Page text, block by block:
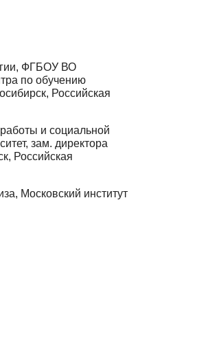
ФГБОУ ВО
по обучению
Российская
и социальной
зам. директора
Российская
Московский институт